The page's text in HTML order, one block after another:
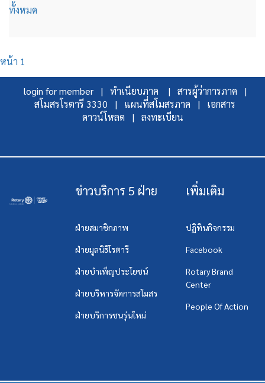
ทั้งหมด
หน้า 1
login for member | ทำเนียบภาค |
สารผู้ว่าการภาค |
สโมสรโรตารี 3330 |
แผนที่สโมสรภาค |
เอกสาร
ดาวน์โหลด |
ลงทะเบียน
ข่าวบริการ 5 ฝ่าย
ฝ่ายสมาชิกภาพ
ฝ่ายมูลนิธิโรตารี
ฝ่ายบำเพ็ญประโยชน์
ฝ่ายบริหารจัดการสโมสร
ฝ่ายบริการชนรุ่นใหม่
เพิ่มเติม
ปฏิทินกิจกรรม
Facebook
Rotary Brand
Center
People Of Action